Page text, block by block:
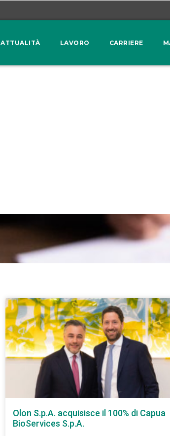
ATTUALITÀ LAVORO CARRIERE
Olon S.p.A. acquisisce il 100% di Capua
BioServices S.p.A.